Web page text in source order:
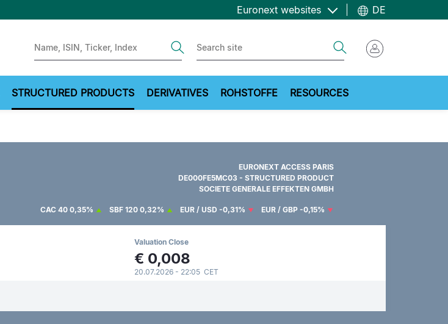
Euronext websites DE
STRUCTURED PRODUCTS DERIVATIVES ROHSTOFFE RESOURCES
EURONEXT ACCESS PARIS
DE000FE5MC03 - STRUCTURED PRODUCT
SOCIETE GENERALE EFFEKTEN GMBH
CAC 40 0,35% SBF 120 0,32% EUR / USD -0,31% EUR / GBP -0,15%
Valuation Close
€ 0,008
20.07.2026 - 22:05 CET